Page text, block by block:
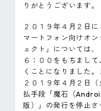
EN
りがとうございます。
２０１９年４月２日
マートフォン向けオ
ェクト」については
６：００をもちまし
くことになりました
２０１９年４月２日
払手段「魔石（
版）」の発行を停止さ